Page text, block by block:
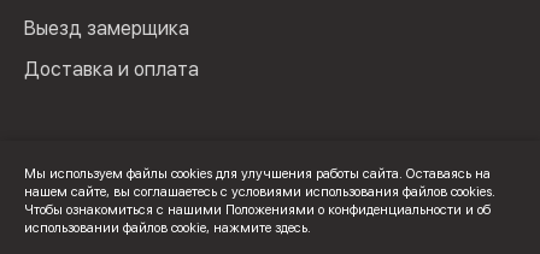
Выезд замерщика
Доставка и оплата
© 2024 Мир Ковролина. ИП Зверев Максим Ильич. ИНН:
100502600325
Мы используем файлы cookies для улучшения работы сайта. Оставаясь на
нашем сайте, вы соглашаетесь с условиями использования файлов cookies.
Чтобы ознакомиться с нашими Положениями о конфиденциальности и об
использовании файлов cookie, нажмите здесь.